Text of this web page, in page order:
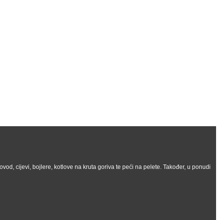
cijevi, bojlere, kotlove na kruta goriva te peći na pelete. Također, u ponudi